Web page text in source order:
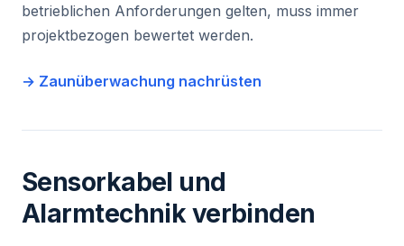
betrieblichen Anforderungen gelten, muss immer
projektbezogen bewertet werden.
→ Zaunüberwachung nachrüsten
Sensorkabel und
Alarmtechnik verbinden